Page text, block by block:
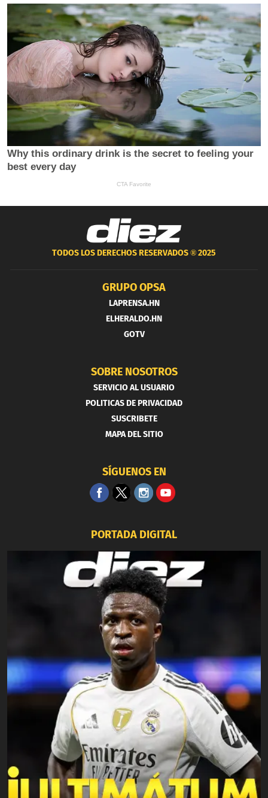
TODOS LOS DERECHOS RESERVADOS ®2025
GRUPO OPSA
LAPRENSA.HN
ELHERALDO.HN
GOTV
SOBRE NOSOTROS
SERVICIO AL USUARIO
POLITICAS DE PRIVACIDAD
SUSCRIBETE
MAPA DEL SITIO
SÍGUENOS EN
PORTADA DIGITAL